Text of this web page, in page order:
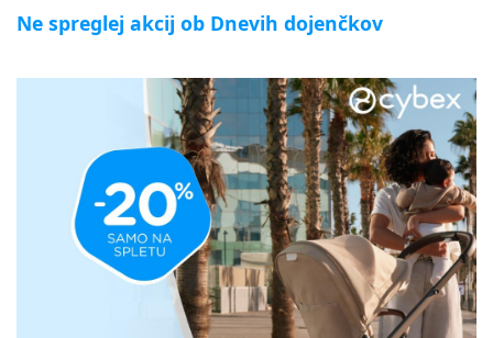
Ne spreglej akcij ob Dnevih dojenčkov